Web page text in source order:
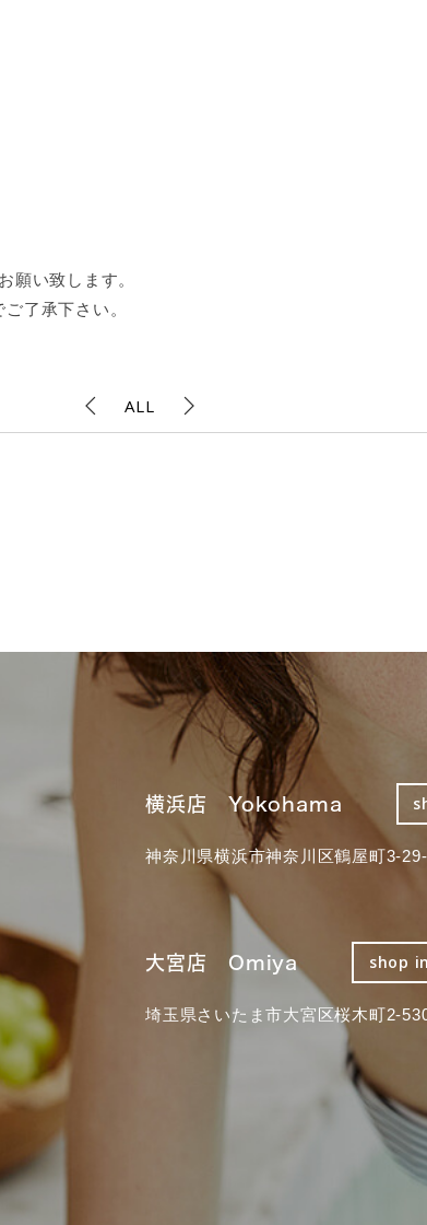
願い致します。
了承下さい。
ALL
横浜店 Yokohama
神奈川県横浜市神奈川区鶴屋町3-
大宮店 Omiya shop
埼玉県さいたま市大宮区桜木町2-